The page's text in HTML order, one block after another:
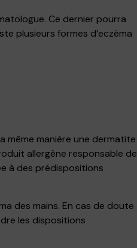
Ce dernier pourra
plusieurs formes d’eczéma
même manière une dermatite
allergène responsable de
à des prédispositions
des mains. En cas de doute
les dispositions